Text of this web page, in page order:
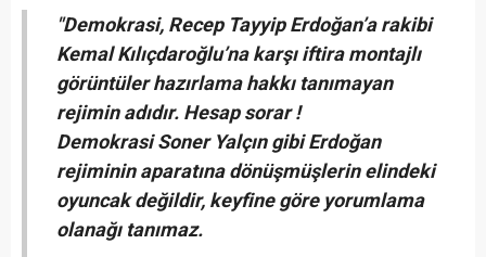
"Demokrasi, Recep Tayyip Erdoğan’a rakibi
Kemal Kılıçdaroğlu’na karşı iftira montajlı
görüntüler hazırlama hakkı tanımayan
rejimin adıdır. Hesap sorar !
Demokrasi Soner Yalçın gibi Erdoğan
rejiminin aparatına dönüşmüşlerin elindeki
oyuncak değildir, keyfine göre yorumlama
olanağı tanımaz.